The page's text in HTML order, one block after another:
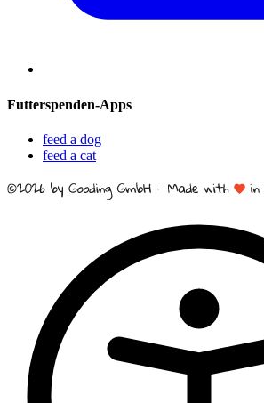
Futterspenden-Apps
feed a dog
feed a cat